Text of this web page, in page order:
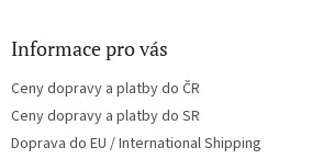
Informace pro vás
Ceny dopravy a platby do ČR
Ceny dopravy a platby do SR
Doprava do EU / International Shipping